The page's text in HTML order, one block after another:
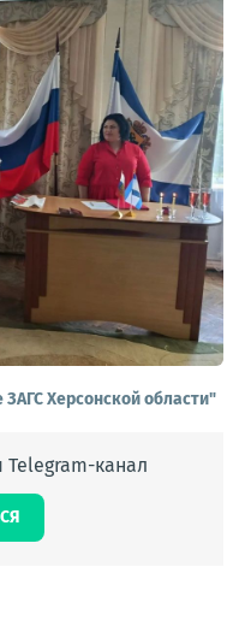
Херсонской области"
канал